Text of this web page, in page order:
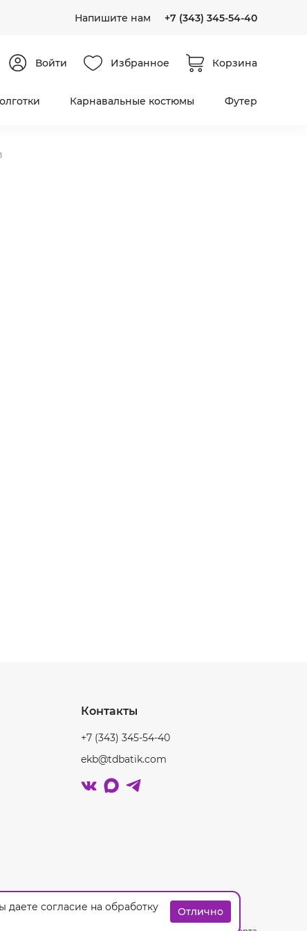
Напишите нам +7 (343) 345-54-40
Войти Избранное Корзина
Карнавальные костюмы Футер
Контакты
+7 (343) 345-54-40
ekb@tdbatik.com
согласие на обработку
Отлично